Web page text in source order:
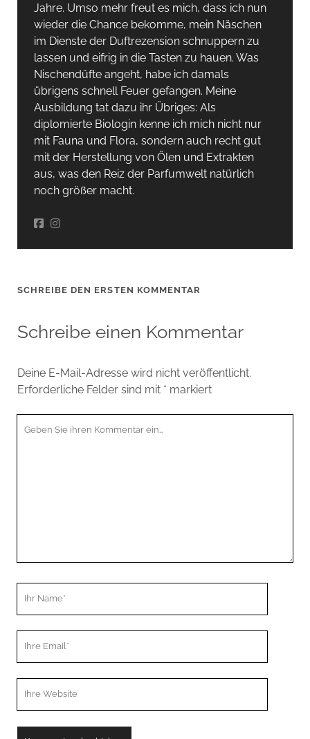
Jahre. Umso mehr freut es mich, dass ich nun
wieder die Chance bekomme, mein Näschen
im Dienste der Duftrezension schnuppern zu
lassen und eifrig in die Tasten zu hauen. Was
Nischendüfte angeht, habe ich damals
übrigens schnell Feuer gefangen. Meine
Ausbildung tat dazu ihr Übriges: Als
diplomierte Biologin kenne ich mich nicht nur
mit Fauna und Flora, sondern auch recht gut
mit der Herstellung von Ölen und Extrakten
aus, was den Reiz der Parfumwelt natürlich
noch größer macht.
SCHREIBE DEN ERSTEN KOMMENTAR
Schreibe einen Kommentar
Deine E-Mail-Adresse wird nicht veröffentlicht.
Erforderliche Felder sind mit * markiert